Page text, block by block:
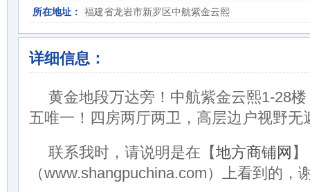
所在地址： 福建省龙岩市新罗区中航紫金云熙
详细信息：
黄金地段万达旁！中航紫金云熙1-28
五唯一！四房两厅两卫，高层边户视野无
联系我时，请说明是在【地方商铺网 】
（www.shangpuchina.com）上看到的，